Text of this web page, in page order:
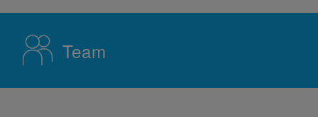
Team